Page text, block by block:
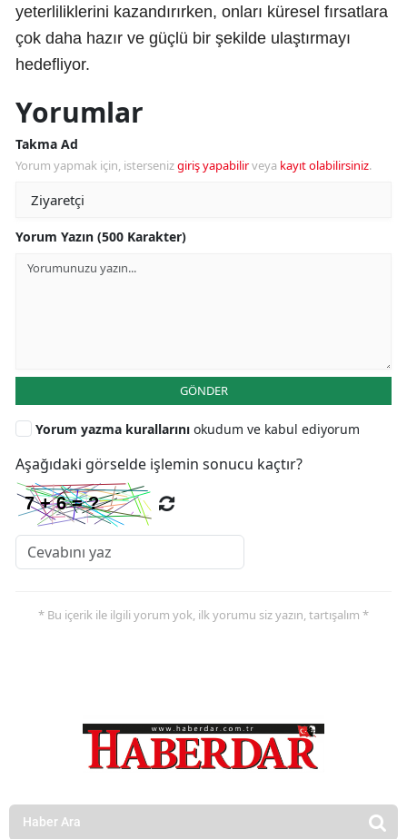
yeterliliklerini kazandırırken, onları küresel fırsatlara
çok daha hazır ve güçlü bir şekilde ulaştırmayı
hedefliyor.
Yorumlar
Takma Ad
Yorum yapmak için, istersenizgiriş yapabilirveya kayıt olabilirsiniz.
Yorum Yazın (500 Karakter)
GÖNDER
Yorum yazma kurallarını okudum ve kabul ediyorum
Aşağıdaki görselde işlemin sonucu kaçtır?
* Bu içerik ile ilgili yorum yok, ilk yorumu siz yazın, tartışalım *